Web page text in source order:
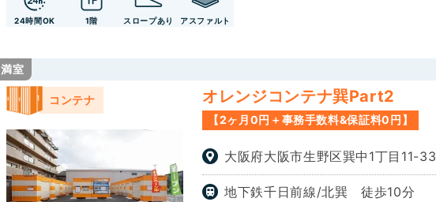
24時間OK 1階 スロープあり アスファルト
満室
コンテナ オレンジコンテナ巽Part2
【2ヶ月0円＋事務手数料&保証料0円】
大阪府大阪市生野区巽中1丁目11-33
地下鉄千日前線/北巽 徒歩10分